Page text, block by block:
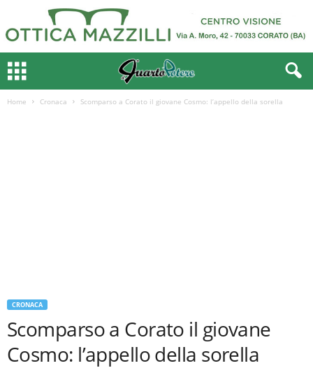
Home Cronaca Scomparso a Corato il giovane Cosmo: l’appello della sorella
CRONACA
Scomparso a Corato il giovane
Cosmo: l’appello della sorella